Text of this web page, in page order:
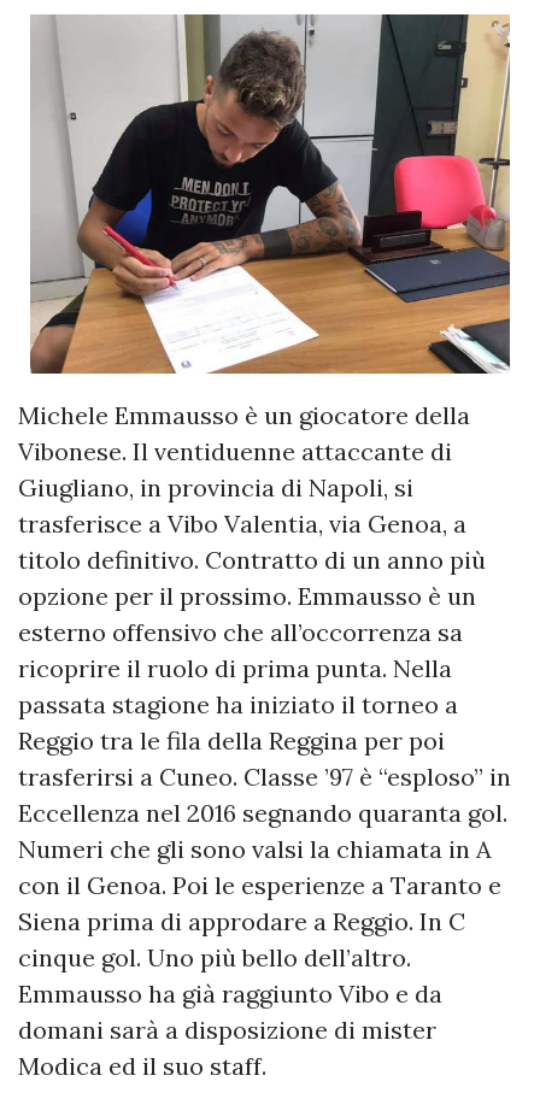
Michele Emmausso è un giocatore della
Vibonese. Il ventiduenne attaccante di
Giugliano, in provincia di Napoli, si
trasferisce a Vibo Valentia, via Genoa, a
titolo definitivo. Contratto di un anno più
opzione per il prossimo. Emmausso è un
esterno offensivo che all’occorrenza sa
ricoprire il ruolo di prima punta. Nella
passata stagione ha iniziato il torneo a
Reggio tra le fila della Reggina per poi
trasferirsi a Cuneo. Classe ’97 è “esploso” in
Eccellenza nel 2016 segnando quaranta gol.
Numeri che gli sono valsi la chiamata in A
con il Genoa. Poi le esperienze a Taranto e
Siena prima di approdare a Reggio. In C
cinque gol. Uno più bello dell’altro.
Emmausso ha già raggiunto Vibo e da
domani sarà a disposizione di mister
Modica ed il suo staff.